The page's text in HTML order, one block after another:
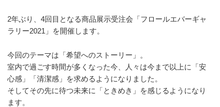
2年ぶり、4回目となる商品展示受注会「フロールエバーギャ
ラリー2021」を開催します。
今回のテーマは「希望へのストーリー」。
室内で過ごす時間が多くなった今、人々は今まで以上に「安
心感」「清潔感」を求めるようになりました。
そしてその先に待つ未来に「ときめき」を感じるようになり
ます。